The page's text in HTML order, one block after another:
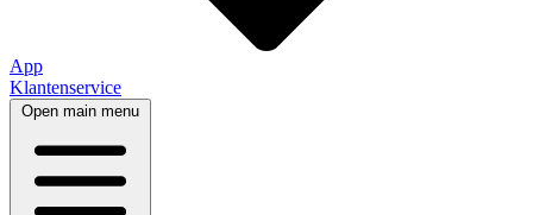
App
Klantenservice
Open main menu